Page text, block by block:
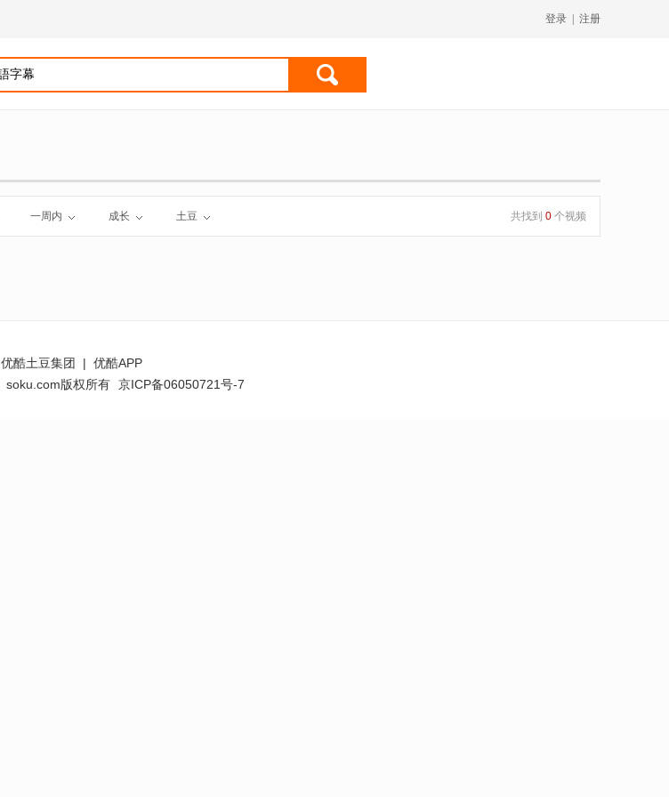
登录 注册
一周内 成长 土豆 共找到 0 个视频
优酷土豆集团 | 优酷APP
soku.com版权所有 京ICP备06050721号-7